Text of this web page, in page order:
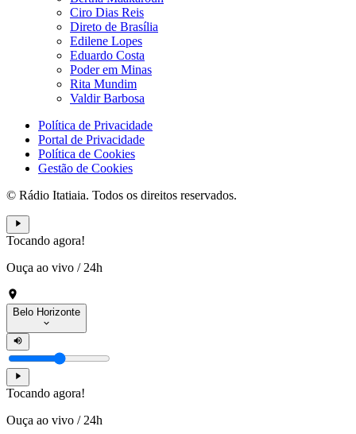
Ciro Dias Reis
Direto de Brasília
Edilene Lopes
Eduardo Costa
Poder em Minas
Rita Mundim
Valdir Barbosa
Política de Privacidade
Portal de Privacidade
Política de Cookies
Gestão de Cookies
© Rádio Itatiaia. Todos os direitos reservados.
Tocando agora!
Ouça ao vivo / 24h
Belo Horizonte
Tocando agora!
Ouça ao vivo / 24h